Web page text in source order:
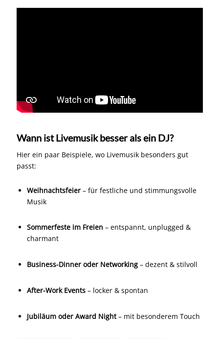
Wann ist Livemusik besser als ein DJ?
Hier ein paar Beispiele, wo Livemusik besonders gut
passt:
Weihnachtsfeier– für festliche und stimmungsvolle
Musik
Sommerfeste im Freien – entspannt, unplugged &
charmant
Business-Dinner oder Networking– dezent & stilvoll
After-Work Events– locker & spontan
Jubiläum oder Award Night– mit besonderem Touch